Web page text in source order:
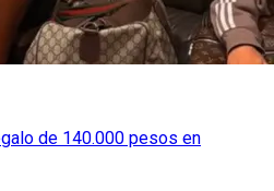
de 140.000 pesos en